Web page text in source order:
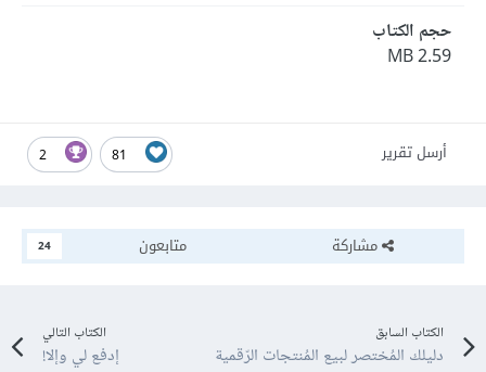
حجم الكتاب
2.59 MB
81
2 أرسل تقرير
مشاركة متابعون 24
الكتاب السابق
دليلك المُختصر لبيع المُنتجات الرّقمية
الكتاب التالي
إدفع لي وإلا!